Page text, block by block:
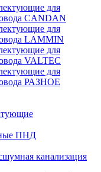
для
CANDAN
для
LAMMIN
для
VALTEC
для
РАЗНОЕ
ПНД
канализация